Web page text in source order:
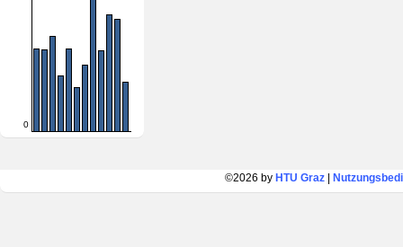
0
©2026 by HTU Graz|